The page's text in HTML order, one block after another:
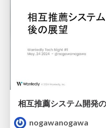
相互推薦システム開発
nogawanogawa